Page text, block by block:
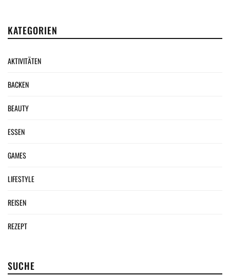
Beiträge
KATEGORIEN
AKTIVITÄTEN
BACKEN
BEAUTY
ESSEN
GAMES
LIFESTYLE
REISEN
REZEPT
SUCHE